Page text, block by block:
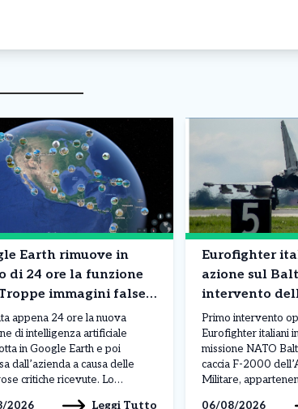
Earth rimuove in
di 24 ore la funzione
immagini false
e incidenti
appena 24 ore la nuova
di intelligenza artificiale
in Google Earth e poi
dall’azienda a causa delle
critiche ricevute. Lo
2026 Leggi Tutto
Eurofighter
azione sul
intervento
NATO
Primo intervento
Eurofighter italiani
missione NATO
caccia F-2000
Militare,
06/08/2026